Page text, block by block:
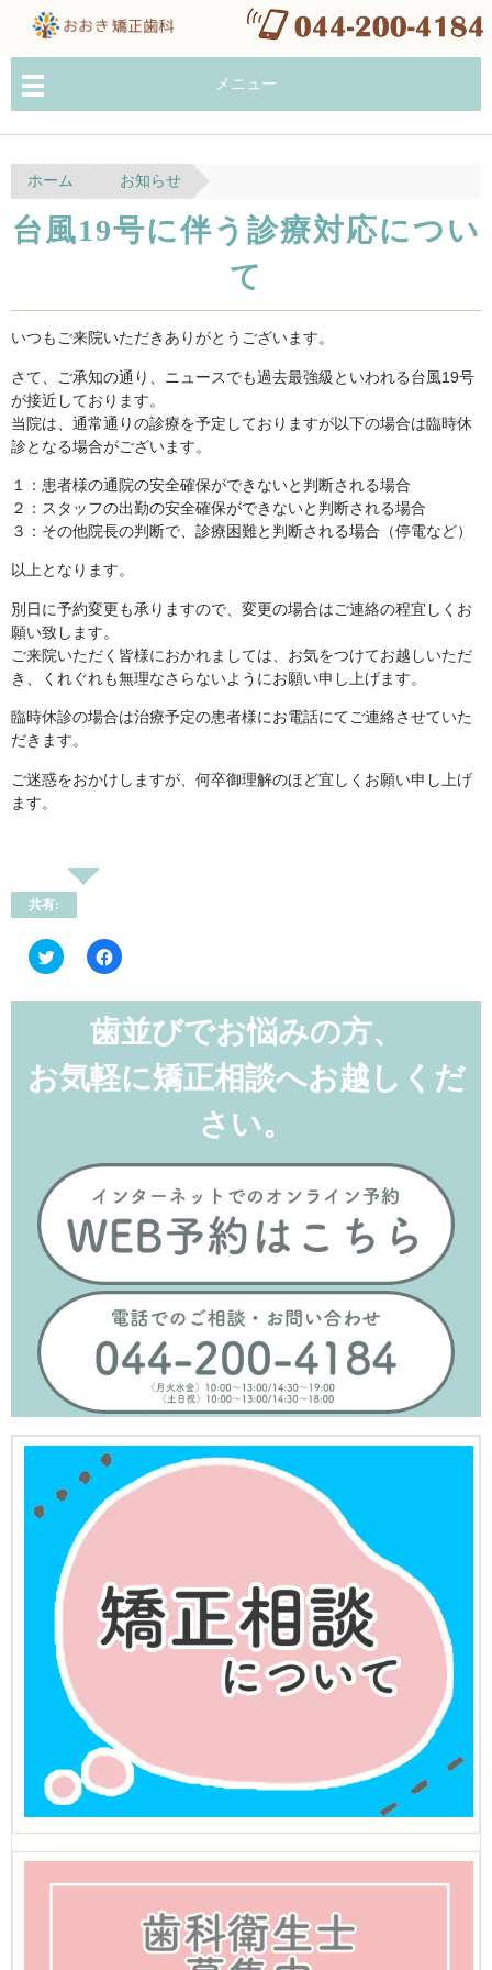
メニュー
ホーム お知らせ
台風19号に伴う診療対応につい
て
いつもご来院いただきありがとうございます。
さて、ご承知の通り、ニュースでも過去最強級といわれる台風19号
が接近しております。
当院は、通常通りの診療を予定しておりますが以下の場合は臨時休
診となる場合がございます。
１：患者様の通院の安全確保ができないと判断される場合
２：スタッフの出勤の安全確保ができないと判断される場合
３：その他院長の判断で、診療困難と判断される場合（停電など）
以上となります。
別日に予約変更も承りますので、変更の場合はご連絡の程宜しくお
願い致します。
ご来院いただく皆様におかれましては、お気をつけてお越しいただ
き、くれぐれも無理なさらないようにお願い申し上げます。
臨時休診の場合は治療予定の患者様にお電話にてご連絡させていた
だきます。
ご迷惑をおかけしますが、何卒御理解のほど宜しくお願い申し上げ
ます。
共有:
ク
リ
し
Twitter
共
有
(新
ウ
で
き
ま
す)
Facebook
で
す
る
に
は
リ
ッ
さ
(新
し
い
ウ
ィ
ン
ウ
で
開
き
す)
歯並びでお悩みの方、
お気軽に矯正相談へお越しくだ
さい。